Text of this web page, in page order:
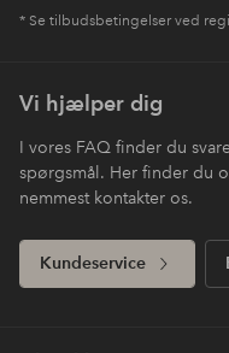
* Se tilbudsbetingelser ved
Vi hjælper dig
I vores FAQ finder du
spørgsmål. Her finder du
nemmest kontakter os.
Kundeservice